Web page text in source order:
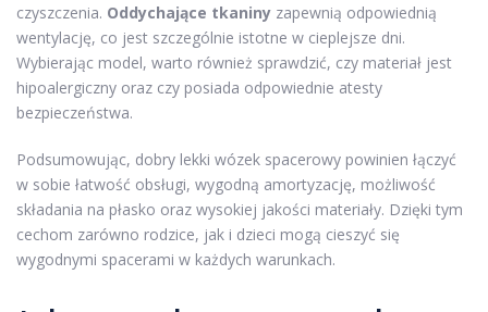
czyszczenia. Oddychające tkaniny zapewnią odpowiednią
wentylację, co jest szczególnie istotne w cieplejsze dni.
Wybierając model, warto również sprawdzić, czy materiał jest
hipoalergiczny oraz czy posiada odpowiednie atesty
bezpieczeństwa.
Podsumowując, dobry lekki wózek spacerowy powinien łączyć
w sobie łatwość obsługi, wygodną amortyzację, możliwość
składania na płasko oraz wysokiej jakości materiały. Dzięki tym
cechom zarówno rodzice, jak i dzieci mogą cieszyć się
wygodnymi spacerami w każdych warunkach.